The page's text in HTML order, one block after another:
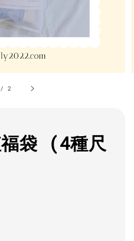
/2
袋 (4種尺